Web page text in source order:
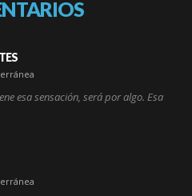
esa sensación, será por algo. Esa